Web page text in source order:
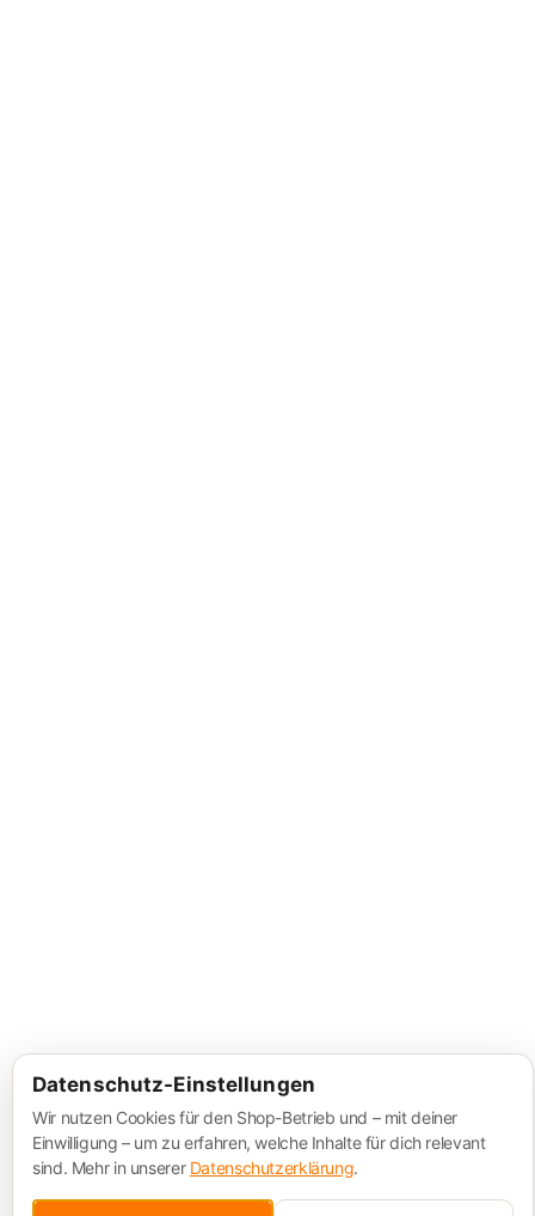
Datenschutz-Einstellungen
Wir nutzen Cookies für den Shop-Betrieb und – mit deiner
Einwilligung – um zu erfahren, welche Inhalte für dich relevant
sind. Mehr in unserer Datenschutzerklärung.